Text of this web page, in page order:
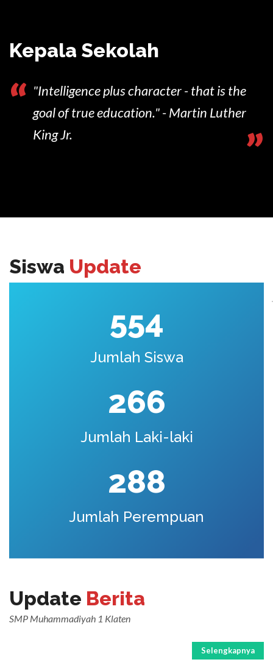
Kepala Sekolah
“ "Intelligence plus character - that is the
goal of true education." - Martin Luther
King Jr.
”
Siswa Update
554
Jumlah Siswa
266
Jumlah Laki-laki
288
Jumlah Perempuan
Update Berita
SMP Muhammadiyah 1 Klaten
Selengkapnya